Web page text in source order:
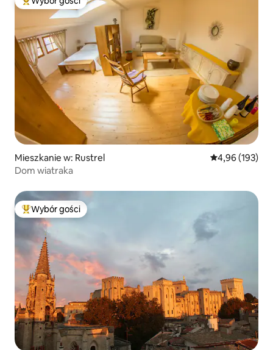
Najpopularniejsze z kategorii Wybór gości
Mieszkanie w: Rustrel Średnia
4,96 (193)
Dom wiatraka
Najpopularniejsze z kategorii Wybór gości
Wybór gości